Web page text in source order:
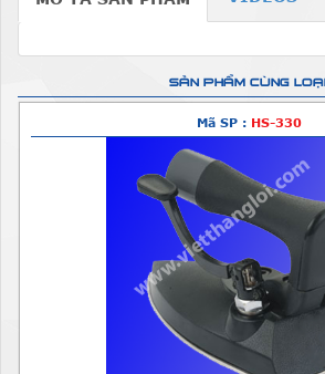
SẢN PHẨM CÙNG LOẠI
Mã SP : HS-330